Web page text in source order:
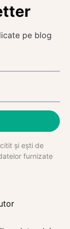
pe blog
și ești de
furnizate